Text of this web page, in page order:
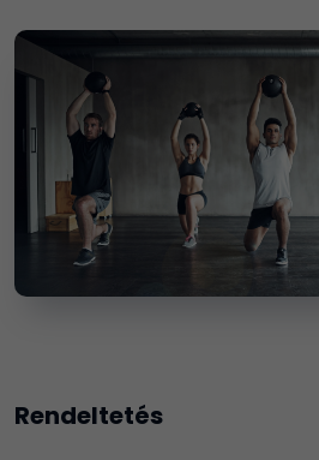
Rendeltetés